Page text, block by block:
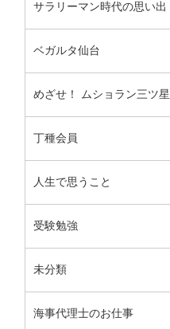
サラリーマン時代の思い出
ベガルタ仙台
めざせ！ ムショラン三ツ星
丁種会員
人生で思うこと
受験勉強
未分類
海事代理士のお仕事